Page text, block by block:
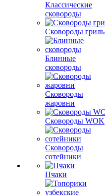
Классические
сковороды
Сковороды гриль
Блинные
сковороды
Сковороды
жаровни
Сковороды WOK
Сковороды
сотейники
Пчаки